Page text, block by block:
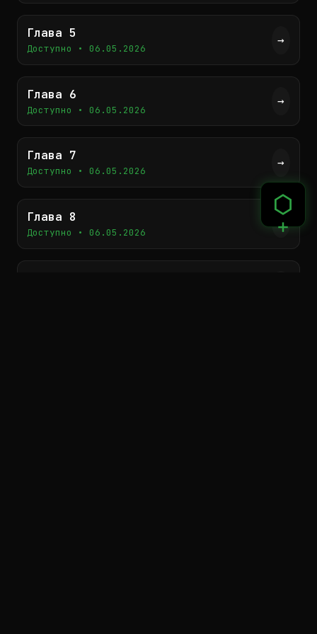
Ив хотела танцевать до тех пор, пока её
высокомерный покровитель этого желает,
пока не наступит момент, когда она
больше не сможет сдержать обещание.
Глава 5
Доступно • 06.05.2026
→
Глава 6
Доступно • 06.05.2026
→
Глава 7
Доступно • 06.05.2026
→
Глава 8
Доступно • 06.05.2026
→